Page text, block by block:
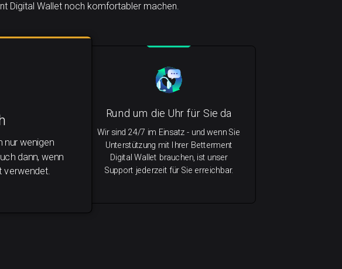
Digital Wallet noch komfortabler machen.
nur wenigen
dann, wenn
verwendet.
Rund um die Uhr für Sie da
Wir sind 24/7 im Einsatz - und wenn Sie
Unterstützung mit Ihrer Betterment
Digital Wallet brauchen, ist unser
Support jederzeit für Sie erreichbar.